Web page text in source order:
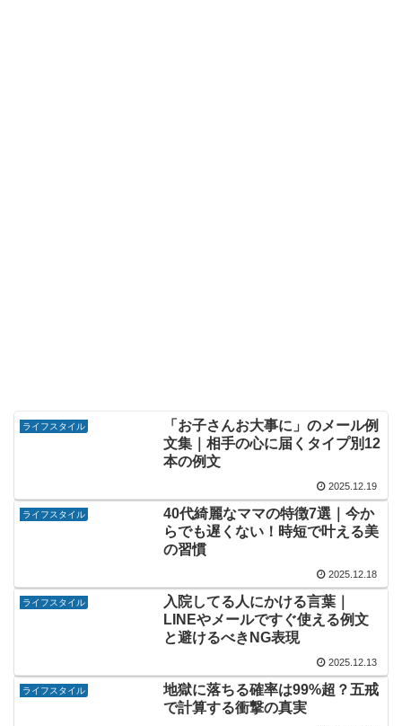
ライフスタイル
「お子さんお大事に」のメール例
文集｜相手の心に届くタイプ別12
本の例文
2025.12.19
ライフスタイル
40代綺麗なママの特徴7選｜今か
らでも遅くない！時短で叶える美
の習慣
2025.12.18
ライフスタイル
入院してる人にかける言葉｜
LINEやメールですぐ使える例文
と避けるべきNG表現
2025.12.13
ライフスタイル
地獄に落ちる確率は99%超？五戒
で計算する衝撃の真実